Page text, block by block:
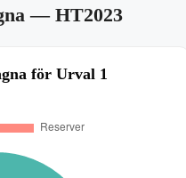
— HT2023
för Urval 1